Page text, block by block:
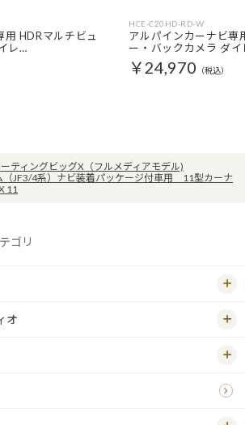
HDRマルチビュ
レ…
HCE-C20HD-RD-W
アルパインカーナビ専
ー・バックカメラ ダ
￥24,970 （税込）
ティングビッグX（フルメディアモデル)
JF3/4系）ナビ装着パッケージ付車用 11型カーナ
11
ゴリ
オ